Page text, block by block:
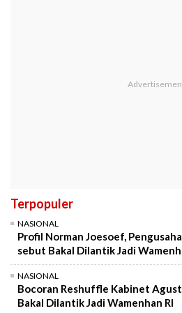
Terpopuler
NASIONAL
Profil Norman Joesoef,
sebut Bakal Dilantik Jadi
NASIONAL
Bocoran Reshuffle Kabinet
Bakal Dilantik Jadi Wamenhan RI